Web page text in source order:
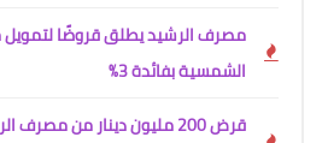
مصرف الرشيد يطلق قروضًا
الشمسية بفائدة 3%
قرض 200 مليون دينار من